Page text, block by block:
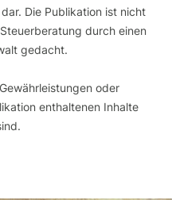
Die Publikation ist nicht
durch einen
gedacht.
oder
enthaltenen Inhalte